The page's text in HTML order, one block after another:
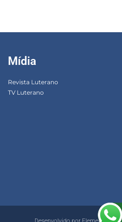
Mídia
Revista Luterano
TV Luterano